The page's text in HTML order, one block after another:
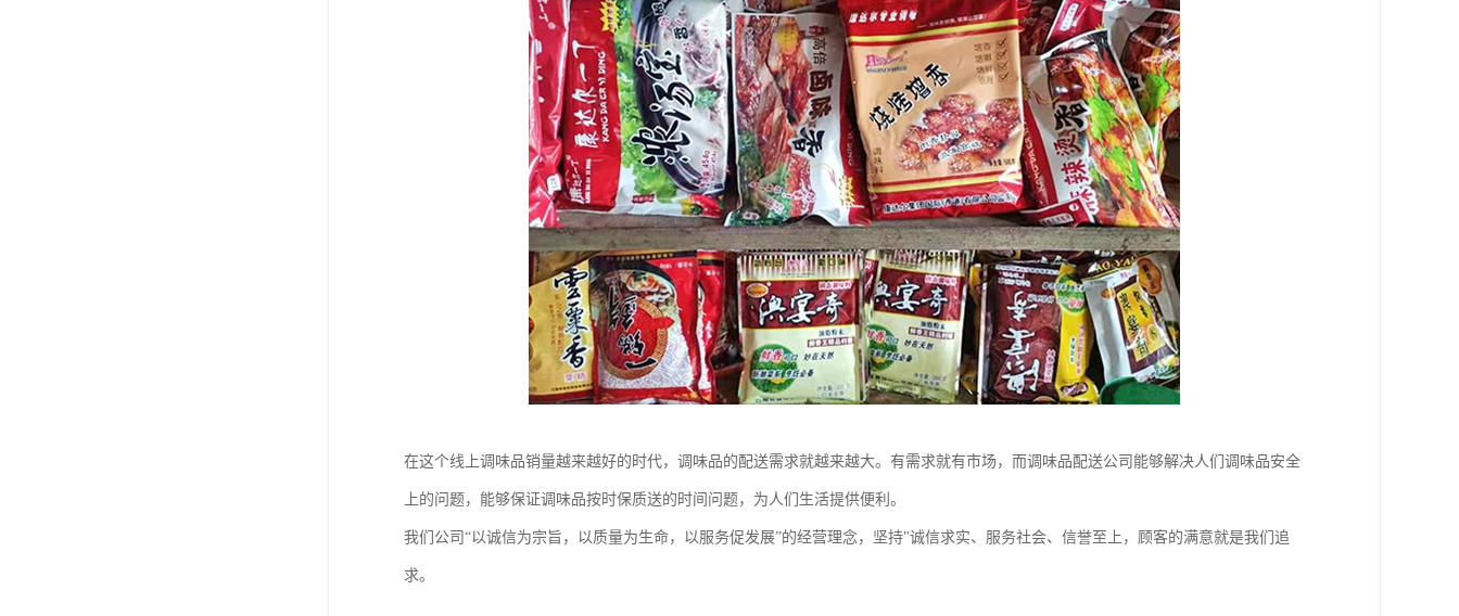
在这个线上调味品销量越来越好的时代，调味品的配送需求就越来越大。有需求就有市场，而调味品配送公司能够解决人们调味品安全
上的问题，能够保证调味品按时保质送的时间问题，为人们生活提供便利。
我们公司“以诚信为宗旨，以质量为生命，以服务促发展”的经营理念，坚持"诚信求实、服务社会、信誉至上，顾客的满意就是我们追
求。